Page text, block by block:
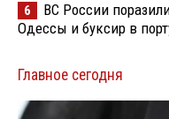
6
ВС России
Одессы и буксир в
Главное сегодня